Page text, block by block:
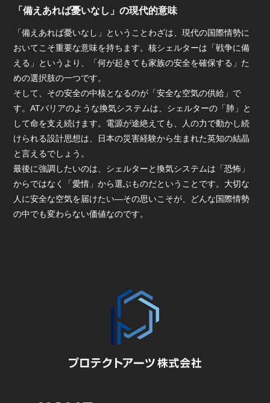
「備えあれば憂いなし」の現代的意味
「備えあれば憂いなし」ということわざは、現代の国際情勢に
おいてこそ重要な意味を持ちます。核シェルターは「戦争に備
える」というより、「何が起きても家族の安全を確保する」た
めの選択肢の一つです。
そして、その安全の中核となるのが「安全な空気の供給」で
す。ATバリアのような換気システムは、シェルターの「肺」と
して命を支え続けます。電源が途絶えても、人の力で動かし続
けられる設計思想は、日本の災害経験から生まれた英知の結晶
と言えるでしょう。
最後に強調したいのは、シェルターと換気システムは「恐怖」
からではなく「愛情」から選ぶものだということです。大切な
人に安全な空気を届けたい—その思いこそが、どんな国際情勢
の中でも変わらない価値なのです。